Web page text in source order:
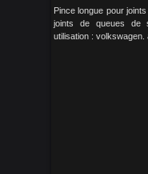
Pince longue pour
joints de queues de
utilisation : volkswagen.